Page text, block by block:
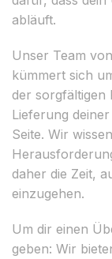
abläuft.
Unser Team
kümmert sich
der sorgfältigen
Lieferung
Seite. Wir
daher die Zeit,
einzugehen.
Um dir einen
geben: Wir